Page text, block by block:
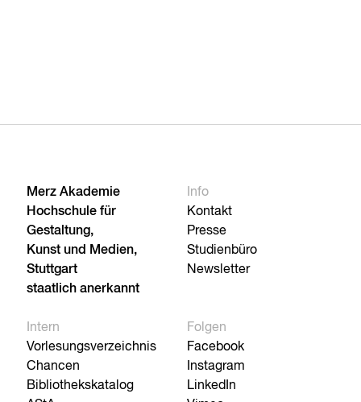
Merz Akademie
Hochschule für
Gestaltung,
Kunst und Medien,
Stuttgart
staatlich anerkannt
Info
Kontakt
Presse
Studienbüro
Newsletter
Intern
Vorlesungsverzeichnis
Chancen
Bibliothekskatalog
Folgen
Facebook
Instagram
LinkedIn